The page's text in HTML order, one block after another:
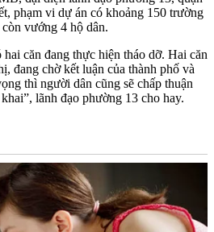
phạm vi dự án có khoảng 150 trường
vướng 4 hộ dân.
căn đang thực hiện tháo dỡ. Hai căn
đang chờ kết luận của thành phố và
thì người dân cũng sẽ chấp thuận
lãnh đạo phường 13 cho hay.